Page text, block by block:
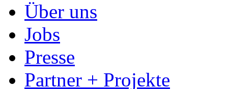
Über uns
Jobs
Presse
Partner + Projekte